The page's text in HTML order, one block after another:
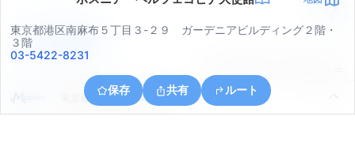
東京都港区南麻布５丁目３-２９ ガーデニアビルディング２階・
３階
03-5422-8231
保存 共有 ルート
東京都港区南青山４丁目１
アプリで見る